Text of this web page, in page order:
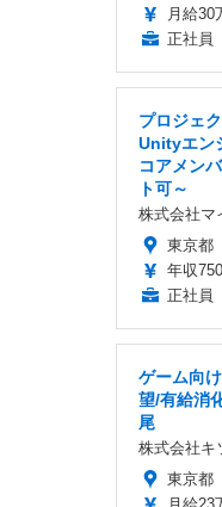
月給30
正社員
プロジェ
Unityエン
コアメン
ト可～
株式会社マ
東京都
年収
正社員
ゲーム向
望/有給消
尾
株式会社キ
東京都